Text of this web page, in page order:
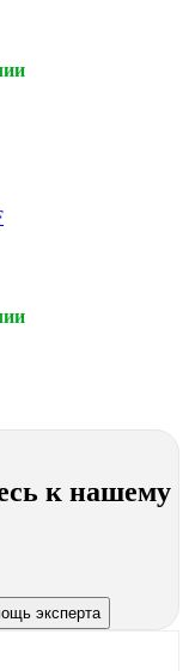
к нашему